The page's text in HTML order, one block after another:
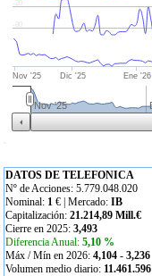
DATOS DE TELEFONICA
Nº de Acciones: 5.779.048.020
Nominal: 1 € | Mercado: IB
Capitalización: 21.214,89 Mill.€
Cierre en 2025: 3,493
Diferencia Anual: 5,10 %
Máx / Mín en 2026: 4,104 - 3,236
Volumen medio diario: 11.461.596